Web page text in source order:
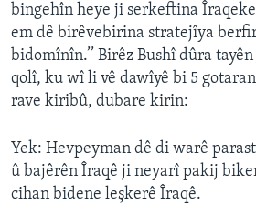
Zimanên Din
bingehîn heye ji serkeftina
em dê birêvebirina stratejîya
bidomînîn.’’ Birêz Bushî dûra
qolî, ku wî li vê dawîyê bi 5
rave kiribû, dubare kirin:
Yek: Hevpeyman dê di warê
û bajêrên Îraqê ji neyarî pakij
cihan bidene leşkerê Îraqê.